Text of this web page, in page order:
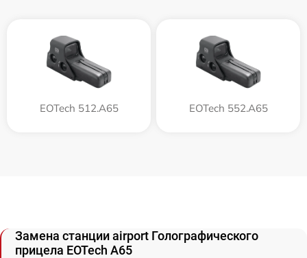
EOTech 512.A65 EOTech 552.A65
Замена станции airport Голографического
прицела EOTech A65